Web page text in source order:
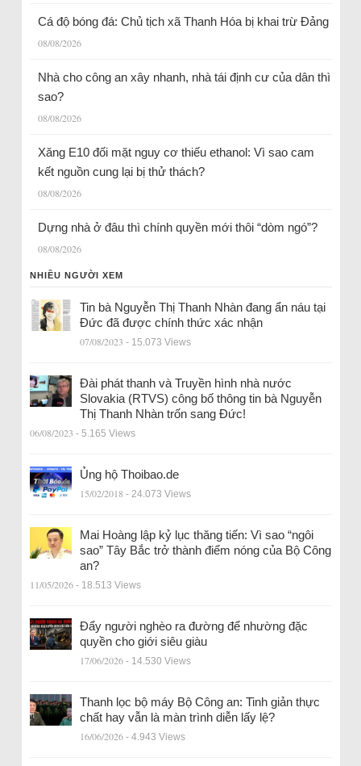
Cá độ bóng đá: Chủ tịch xã Thanh Hóa bị khai trừ Đảng
08/08/2026
Nhà cho công an xây nhanh, nhà tái định cư của dân thì
sao?
08/08/2026
Xăng E10 đối mặt nguy cơ thiếu ethanol: Vì sao cam
kết nguồn cung lại bị thử thách?
08/08/2026
Dựng nhà ở đâu thì chính quyền mới thôi “dòm ngó”?
08/08/2026
NHIỀU NGƯỜI XEM
Tin bà Nguyễn Thị Thanh Nhàn đang ẩn náu tại
Đức đã được chính thức xác nhận
07/08/2023 - 15.073 Views
Đài phát thanh và Truyền hình nhà nước
Slovakia (RTVS) công bố thông tin bà Nguyễn
Thị Thanh Nhàn trốn sang Đức!
06/08/2023 - 5.165 Views
Ủng hộ Thoibao.de
15/02/2018 - 24.073 Views
Mai Hoàng lập kỷ lục thăng tiến: Vì sao “ngôi
sao” Tây Bắc trở thành điểm nóng của Bộ Công
an?
11/05/2026 - 18.513 Views
Đẩy người nghèo ra đường để nhường đặc
quyền cho giới siêu giàu
17/06/2026 - 14.530 Views
Thanh lọc bộ máy Bộ Công an: Tinh giản thực
chất hay vẫn là màn trình diễn lấy lệ?
16/06/2026 - 4.943 Views